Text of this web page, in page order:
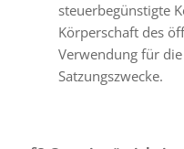
steuerbegünstigte
Körperschaft des
Verwendung für
Satzungszwecke.